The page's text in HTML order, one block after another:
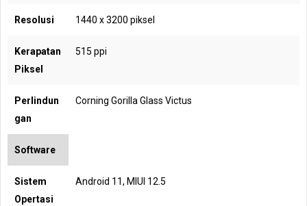
Resolusi 1440 x 3200 piksel
Kerapatan
Piksel
515 ppi
Perlindun
gan
Corning Gorilla Glass Victus
Software
Sistem
Opertasi
Android 11, MIUI 12.5